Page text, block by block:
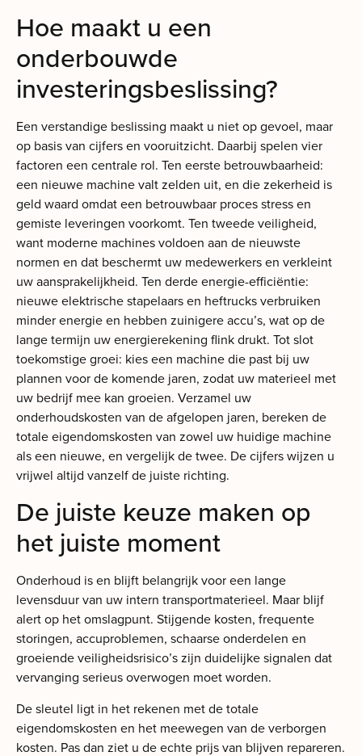
Hoe maakt u een
onderbouwde
investeringsbeslissing?
Een verstandige beslissing maakt u niet op gevoel, maar
op basis van cijfers en vooruitzicht. Daarbij spelen vier
factoren een centrale rol. Ten eerste betrouwbaarheid:
een nieuwe machine valt zelden uit, en die zekerheid is
geld waard omdat een betrouwbaar proces stress en
gemiste leveringen voorkomt. Ten tweede veiligheid,
want moderne machines voldoen aan de nieuwste
normen en dat beschermt uw medewerkers en verkleint
uw aansprakelijkheid. Ten derde energie-efficiëntie:
nieuwe elektrische stapelaars en heftrucks verbruiken
minder energie en hebben zuinigere accu’s, wat op de
lange termijn uw energierekening flink drukt. Tot slot
toekomstige groei: kies een machine die past bij uw
plannen voor de komende jaren, zodat uw materieel met
uw bedrijf mee kan groeien. Verzamel uw
onderhoudskosten van de afgelopen jaren, bereken de
totale eigendomskosten van zowel uw huidige machine
als een nieuwe, en vergelijk de twee. De cijfers wijzen u
vrijwel altijd vanzelf de juiste richting.
De juiste keuze maken op
het juiste moment
Onderhoud is en blijft belangrijk voor een lange
levensduur van uw intern transportmaterieel. Maar blijf
alert op het omslagpunt. Stijgende kosten, frequente
storingen, accuproblemen, schaarse onderdelen en
groeiende veiligheidsrisico’s zijn duidelijke signalen dat
vervanging serieus overwogen moet worden.
De sleutel ligt in het rekenen met de totale
eigendomskosten en het meewegen van de verborgen
kosten. Pas dan ziet u de echte prijs van blijven repareren.